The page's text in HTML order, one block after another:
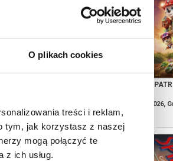
O plikach cookies
treści i reklam,
tym, jak korzystasz z naszej
mogą połączyć te
z ich usług.
kup bilet
PSI
09.08.2026,